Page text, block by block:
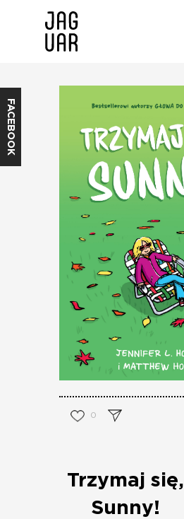
FACEBOOK
0
Trzymaj się,
Sunny!